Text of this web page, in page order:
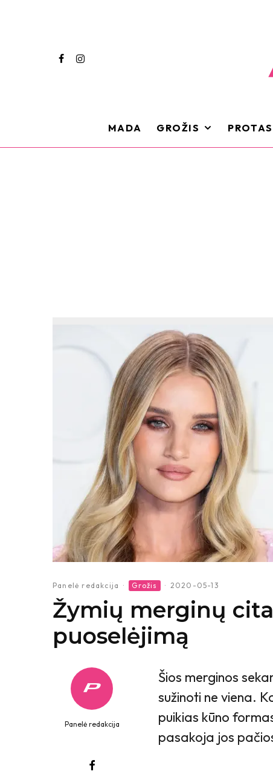
MADA GROŽIS
Panelė redakcija · Grožis · 2020-05-13
Žymių merginų
puoselėjimą
Panelė redakcija
Šios merginos
sužinoti ne viena.
puikias kūno
pasakoja jos